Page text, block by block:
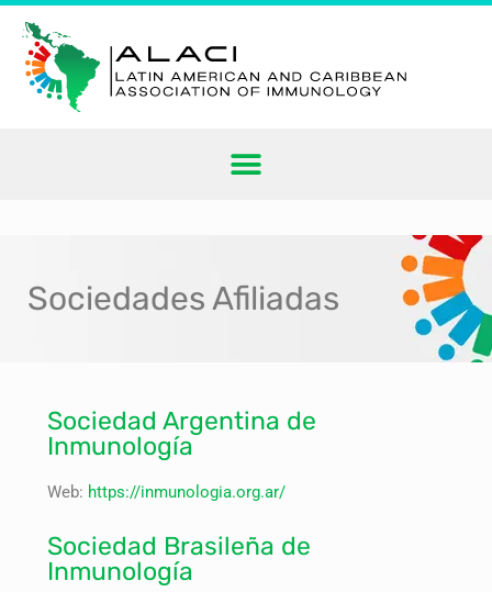
Sociedades Afiliadas
Sociedad Argentina de
Inmunología
Web: https://inmunologia.org.ar/
Sociedad Brasileña de
Inmunología